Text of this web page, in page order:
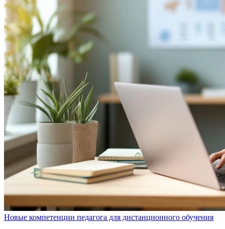
Новые компетенции педагога для дистанционного обучения